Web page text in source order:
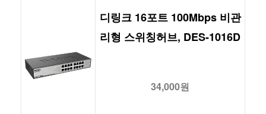
디링크 16포트 100Mbps 비관
리형 스위칭허브, DES-1016D
34,000원